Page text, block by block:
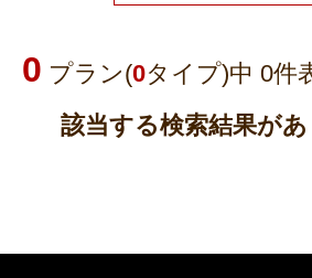
0 プラン(0タイプ)中 0件
該当する検索結果があ